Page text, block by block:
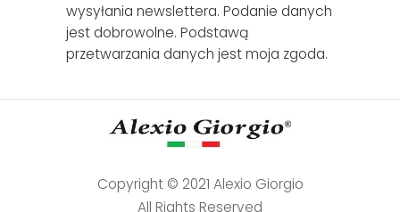
wysyłania newslettera. Podanie danych
jest dobrowolne. Podstawą
przetwarzania danych jest moja zgoda.
Copyright © 2021 Alexio Giorgio
All Rights Reserved